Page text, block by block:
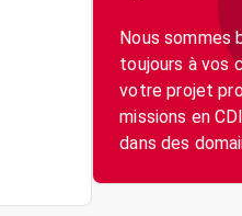
Nous sommes
toujours à vos
votre projet
missions en
dans des